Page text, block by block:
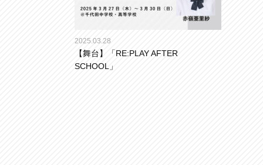
2025.03.28
【舞台】「RE:PLAY AFTER
SCHOOL」